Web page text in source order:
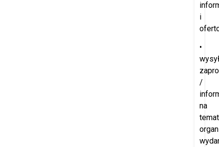
i
•
/
na
temat